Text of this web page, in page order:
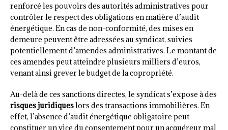
renforcé les pouvoirs des autorités administratives pour
contrôler le respect des obligations en matière d’audit
énergétique. En cas de non-conformité, des mises en
demeure peuvent être adressées au syndicat, suivies
potentiellement d’amendes administratives. Le montant de
ces amendes peut atteindre plusieurs milliers d’euros,
venant ainsi grever le budget de la copropriété.
Au-delà de ces sanctions directes, le syndicat s’expose à des
risques juridiqueslors des transactions immobilières. En
effet, l’absence d’audit énergétique obligatoire peut
constituer un vice du consentement pour un acquéreur mal